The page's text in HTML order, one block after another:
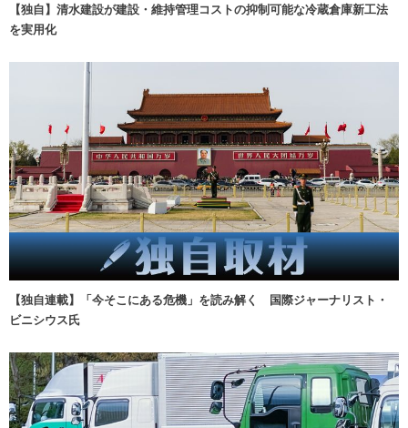
【独自】清水建設が建設・維持管理コストの抑制可能な冷蔵倉庫新工法
を実用化
【独自連載】「今そこにある危機」を読み解く 国際ジャーナリスト・
ビニシウス氏